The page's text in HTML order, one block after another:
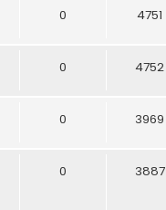
0 4751
0 4752
0 3969
0 3887